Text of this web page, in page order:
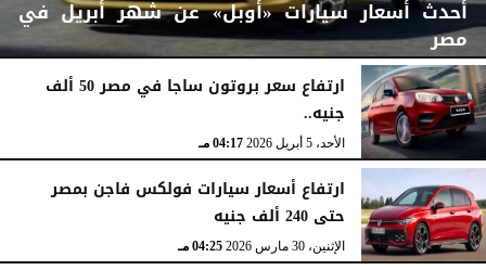
أحدث أسعار سيارات «أوبل» عن شهر أبريل في
مصر
الأربعاء، 15 أبريل 2026 07:06 مـ
ارتفاع سعر بروتون ساجا في مصر 50 ألف
جنيه..
الأحد، 5 أبريل 2026 04:17 مـ
ارتفاع أسعار سيارات فولكس فاجن بمصر
حتى 240 ألف جنيه
الإثنين، 30 مارس 2026 04:25 مـ